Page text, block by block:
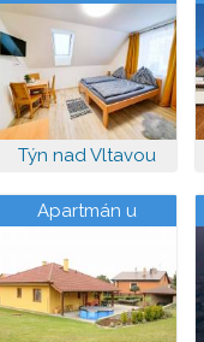
Týn nad Vltavou
Apartmán u